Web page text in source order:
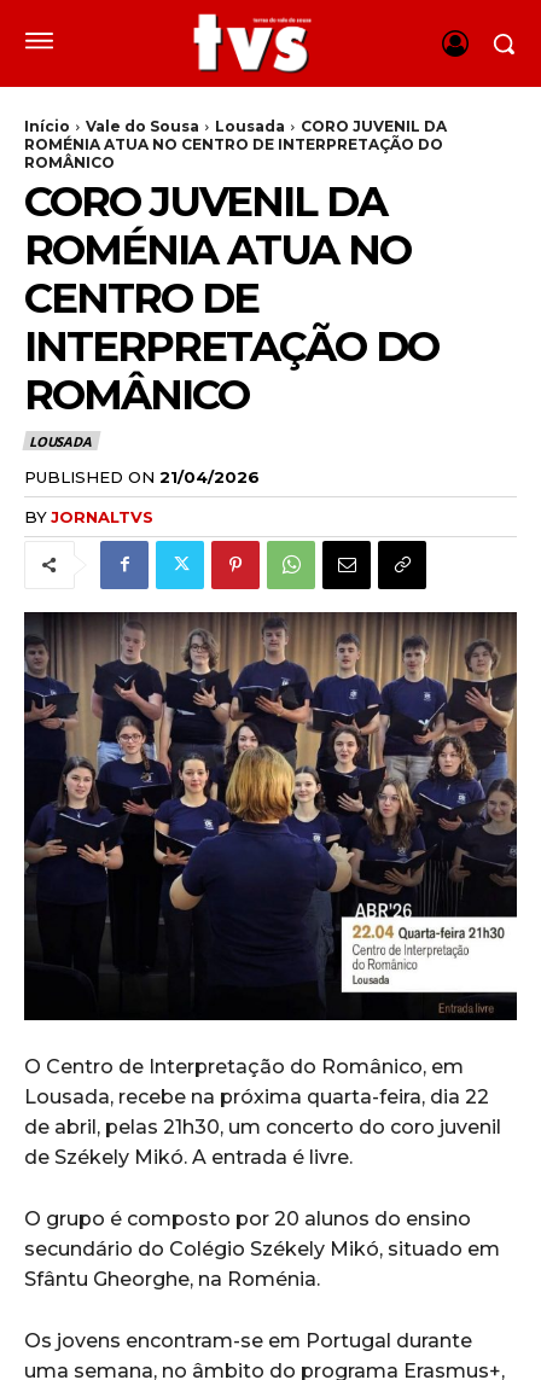
Início Vale do Sousa Lousada
CORO JUVENIL DA
ROMÉNIA ATUA NO CENTRO DE INTERPRETAÇÃO DO
ROMÂNICO
CORO JUVENIL DA
ROMÉNIA ATUA NO
CENTRO DE
INTERPRETAÇÃO DO
ROMÂNICO
LOUSADA
PUBLISHED ON 21/04/2026
BYJORNALTVS
O Centro de Interpretação do Românico, em
Lousada, recebe na próxima quarta-feira, dia 22
de abril, pelas 21h30, um concerto do coro juvenil
de Székely Mikó. A entrada é livre.
O grupo é composto por 20 alunos do ensino
secundário do Colégio Székely Mikó, situado em
Sfântu Gheorghe, na Roménia.
Os jovens encontram-se em Portugal durante
uma semana, no âmbito do programa Erasmus+,